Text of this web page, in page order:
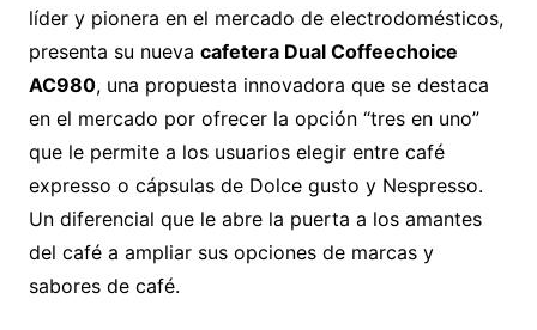
líder y pionera en el mercado de electrodomésticos,
presenta su nueva cafetera Dual Coffeechoice
AC980, una propuesta innovadora que se destaca
en el mercado por ofrecer la opción “tres en uno”
que le permite a los usuarios elegir entre café
expresso o cápsulas de Dolce gusto y Nespresso.
Un diferencial que le abre la puerta a los amantes
del café a ampliar sus opciones de marcas y
sabores de café.